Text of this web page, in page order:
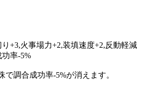
+3,火事場力+2,装填速度+2,反動軽減
率-5%
で調合成功率-5%が消えます。